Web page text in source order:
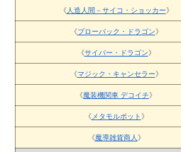
《人造人間－サイコ・ショッカー》
《ブローバック・ドラゴン》
《サイバー・ドラゴン》
《マジック・キャンセラー》
《魔装機関車 デコイチ》
《メタモルポット》
《魔導雑貨商人 》